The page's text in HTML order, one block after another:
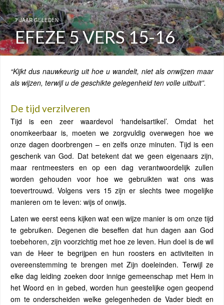
7 JAAR GELEDEN
EFEZE 5 VERS 15-16
“Kijkt dus nauwkeurig uit hoe u wandelt, niet als onwijzen maar
als wijzen, terwijl u de geschikte gelegenheid ten volle uitbuit”.
De tijd verzilveren
Tijd is een zeer waardevol ‘handelsartikel’. Omdat het
onomkeerbaar is, moeten we zorgvuldig overwegen hoe we
onze dagen doorbrengen – en zelfs onze minuten. Tijd is een
geschenk van God. Dat betekent dat we geen eigenaars zijn,
maar rentmeesters en op een dag verantwoordelijk zullen
worden gehouden voor hoe we gebruikten wat ons was
toevertrouwd. Volgens vers 15 zijn er slechts twee mogelijke
manieren om te leven: wijs of onwijs.
Laten we eerst eens kijken wat een wijze manier is om onze tijd
te gebruiken. Degenen die beseffen dat hun dagen aan God
toebehoren, zijn voorzichtig met hoe ze leven. Hun doel is de wil
van de Heer te begrijpen en hun roosters en activiteiten in
overeenstemming te brengen met Zijn doeleinden. Terwijl ze
elke dag leiding zoeken door innige gemeenschap met Hem in
het Woord en in gebed, worden hun geestelijke ogen geopend
om te onderscheiden welke gelegenheden de Vader biedt en